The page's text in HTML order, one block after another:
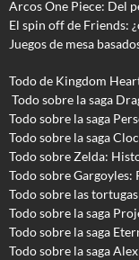
Arcos One Piece: Del
El spin off de Friends:
Juegos de mesa
Todo de Kingdom
Todo sobre la saga
Todo sobre la saga
Todo sobre la saga
Todo sobre Zelda:
Todo sobre Gargoyles:
Todo sobre las
Todo sobre la saga
Todo sobre la saga
Todo sobre la saga